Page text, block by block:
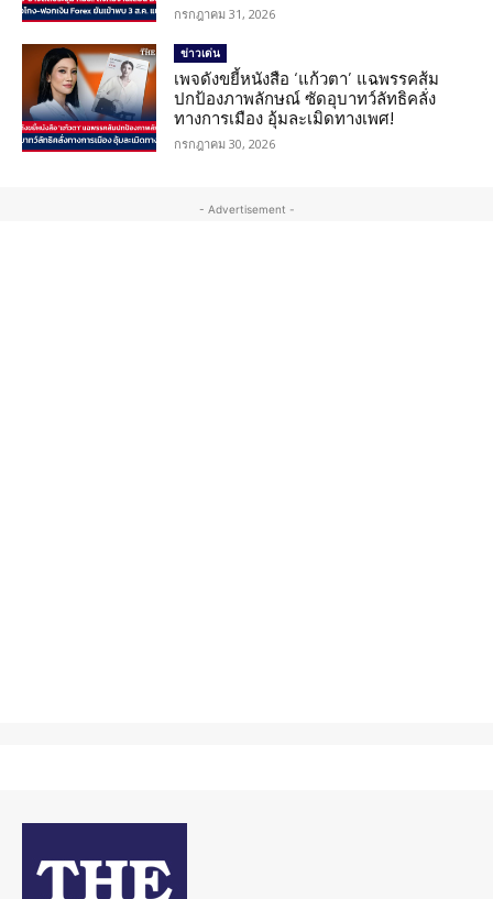
กรกฎาคม 31, 2026
ข่าวเด่น
เพจดังขยี้หนังสือ ‘แก้วตา’ แฉพรรคส้ม
ปกป้องภาพลักษณ์ ซัดอุบาทว์ลัทธิคลั่ง
ทางการเมือง อุ้มละเมิดทางเพศ!
กรกฎาคม 30, 2026
- Advertisement -